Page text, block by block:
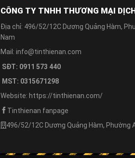
CÔNG TY TNHH THƯƠNG MẠI
Địa chỉ: 496/52/12C Dương Quảng Hàm,
Nam
Mail: info@tinthienan.com
SĐT: 0911 573 440
MST: 0315671298
Website: https://tinthienan.com/
Tinthienan fanpage
496/52/12C Dương Quảng Hàm, Phường